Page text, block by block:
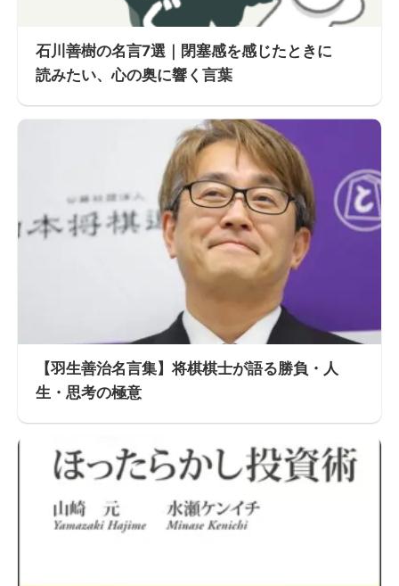
石川善樹の名言7選｜閉塞感を感じたときに
読みたい、心の奥に響く言葉
【羽生善治名言集】将棋棋士が語る勝負・人
生・思考の極意